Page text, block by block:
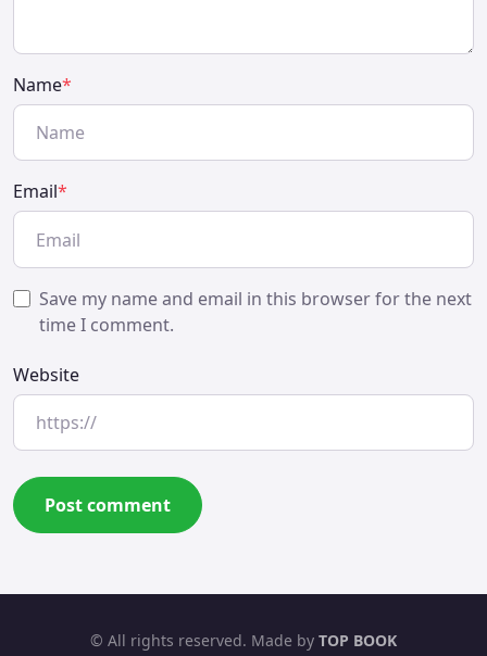
Name*
Email*
Save my name and email in this browser for the next
time I comment.
Website
© All rights reserved. Made by TOP BOOK